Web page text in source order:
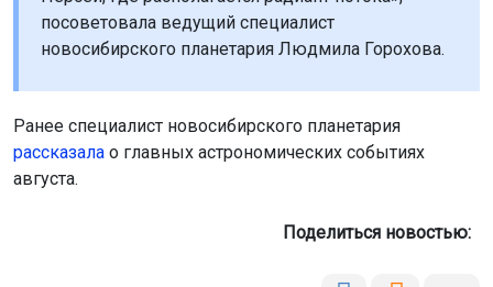
посоветовала ведущий специалист
новосибирского планетария Людмила Горохова.
Ранее специалист новосибирского планетария
рассказала о главных астрономических событиях
августа.
Поделиться новостью: